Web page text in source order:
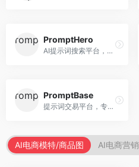
PromptHero
AI提示词搜索平台，整合多种AI工具提示词资源。面向AI创作者，提供提示词搜索、模板库、社区分享等服务，提示词资源丰富。
PromptBase
提示词交易平台，专注于高质量提示词买卖。面向AI创作者，提供提示词交易、模板购买、创作者收益等服务，提示词质量高。
AI电商模特/商品图 AI电商营销